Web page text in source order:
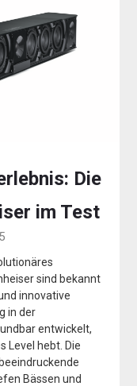
Die
im Test
sind bekannt
innovative
in der
entwickelt,
Level hebt. Die
Bässen und